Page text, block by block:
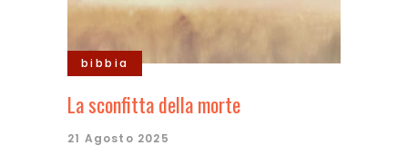
bibbia
La sconfitta della morte
21 Agosto 2025